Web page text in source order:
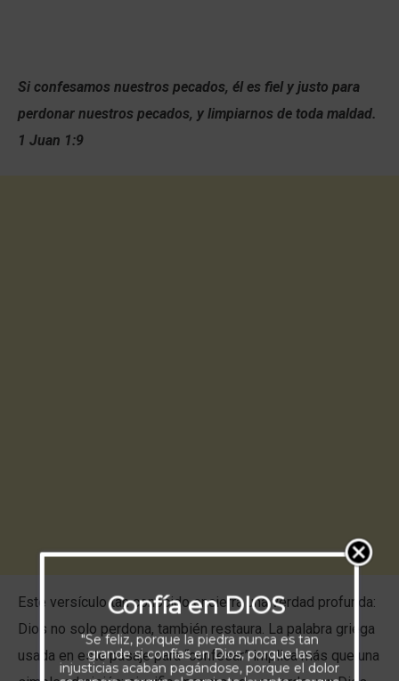
Si confesamos nuestros pecados, él es fiel y justo para
perdonar nuestros pecados, y limpiarnos de toda maldad.
1 Juan 1:9
Este versículo tan conocido encierra una verdad profunda:
Dios no solo perdona, también restaura. La palabra griega
usada en este pasaje para “confesar” implica más que una
Confía en DIOS
"Se feliz, porque la piedra nunca es tan
grande si confías en Dios, porque las
injusticias acaban pagándose, porque el dolor